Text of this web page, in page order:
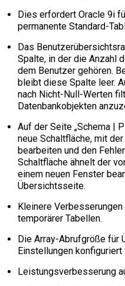
Dies erfordert Oracle 9i
permanente Standard-
Das
Spalte, in der die Anzahl
dem Benutzer gehören.
bleibt diese Spalte leer.
nach Nicht-Null-Werten
Datenbankobjekten
Auf der Seite „Schema |
neue Schaltfläche, mit
bearbeiten und den
Schaltfläche ähnelt der
einem neuen Fenster
Übersichtsseite.
Kleinere
temporärer Tabellen.
Die Array-Abrufgröße für
Einstellungen konfiguriert
Leistungsverbesserung